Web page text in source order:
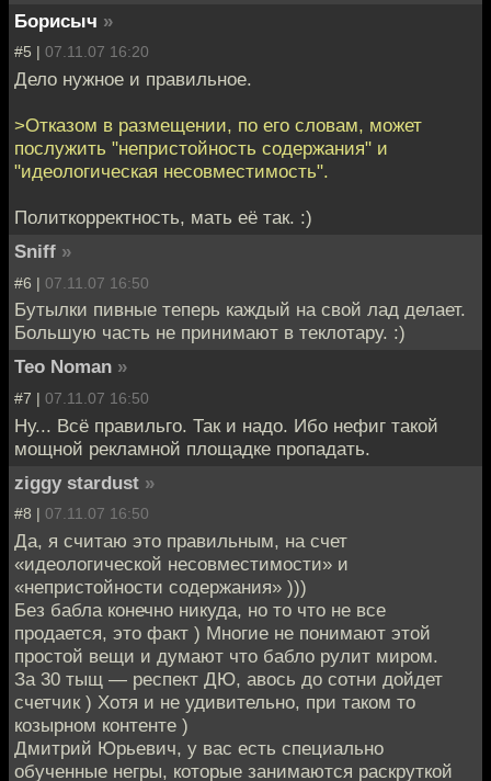
Борисыч »
#5 | 07.11.07 16:20
Дело нужное и правильное.
>Отказом в размещении, по его словам, может
послужить "непристойность содержания" и
"идеологическая несовместимость".
Политкорректность, мать её так. :)
Sniff »
#6 | 07.11.07 16:50
Бутылки пивные теперь каждый на свой лад делает.
Большую часть не принимают в теклотару. :)
Teo Noman »
#7 | 07.11.07 16:50
Ну... Всё правильго. Так и надо. Ибо нефиг такой
мощной рекламной площадке пропадать.
ziggy stardust »
#8 | 07.11.07 16:50
Да, я считаю это правильным, на счет
«идеологической несовместимости» и
«непристойности содержания» )))
Без бабла конечно никуда, но то что не все
продается, это факт ) Многие не понимают этой
простой вещи и думают что бабло рулит миром.
За 30 тыщ — респект ДЮ, авось до сотни дойдет
счетчик ) Хотя и не удивительно, при таком то
козырном контенте )
Дмитрий Юрьевич, у вас есть специально
обученные негры, которые занимаются раскруткой